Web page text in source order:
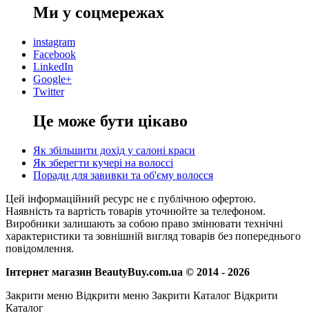
Ми у соцмережах
instagram
Facebook
LinkedIn
Google+
Twitter
Це може бути цікаво
Як збільшити дохід у салоні краси
Як зберегти кучері на волоссі
Поради для завивки та об'єму волосся
Цей інформаційний ресурс не є публічною офертою.
Наявність та вартість товарів уточнюйте за телефоном.
Виробники залишають за собою право змінювати технічні
характеристики та зовнішній вигляд товарів без попереднього
повідомлення.
Інтернет магазин BeautyBuy.com.ua © 2014 - 2026
Закрити меню Відкрити меню Закрити Каталог Відкрити
Каталог